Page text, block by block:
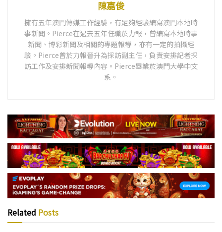
陳嘉俊
擁有五年澳門傳媒工作經驗，有足夠經驗編寫澳門本地時
事新聞。Pierce在過去五年任職於力報，曾編寫本地時事
新聞、博彩新聞及相關的專題報導，亦有一定的拍攝經
驗。Pierce曾於力報晉升為採訪副主任，負責安排記者採
訪工作及安排新聞報導內容。Pierce畢業於澳門大學中文
系。
Related Posts